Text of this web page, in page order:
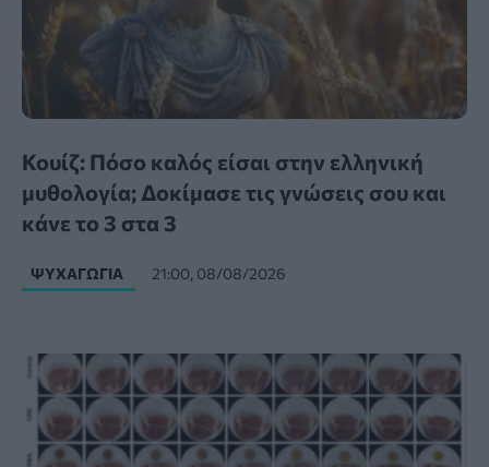
Κουίζ: Πόσο καλός είσαι στην ελληνική
μυθολογία; Δοκίμασε τις γνώσεις σου και
κάνε το 3 στα 3
ΨΥΧΑΓΩΓΊΑ 21:00, 08/08/2026